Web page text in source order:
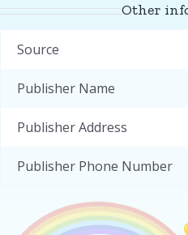
Other
Source
Publisher Name
Publisher Address
Publisher Phone Number